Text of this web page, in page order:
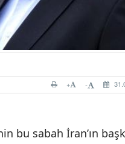
-
+
bu sabah İran’ın